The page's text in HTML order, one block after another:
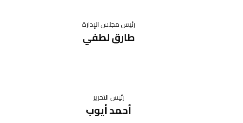
رئيس مجلس الإدارة
طارق لطفي
رئيس التحرير
أحمد أيوب